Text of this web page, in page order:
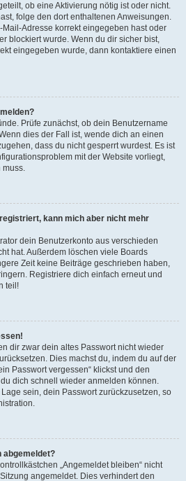
ob eine Aktivierung nötig ist oder nicht.
folge den dort enthaltenen Anweisungen.
Adresse korrekt eingegeben hast oder
blockiert wurde. Wenn du dir sicher bist,
eingegeben wurde, dann kontaktiere einen
Prüfe zunächst, ob dein Benutzername
dies der Fall ist, wende dich an einen
dass du nicht gesperrt wurdest. Es ist
mit der Website vorliegt,
muss.
kann mich aber nicht mehr
dein Benutzerkonto aus verschieden
hat. Außerdem löschen viele Boards
Zeit keine Beiträge geschrieben haben,
Registriere dich einfach erneut und
teil!
dir zwar dein altes Passwort nicht wieder
Dies machst du, indem du auf der
Passwort vergessen“ klickst und den
dich schnell wieder anmelden können.
sein, dein Passwort zurückzusetzen, so
abgemeldet?
„Angemeldet bleiben“ nicht
angemeldet. Dies verhindert den